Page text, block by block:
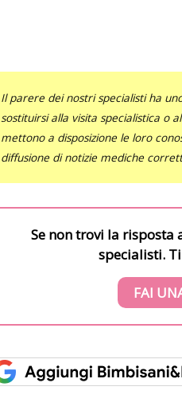
Il parere dei nostri specialisti ha
sostituirsi alla visita specialistica o
mettono a disposizione le loro
diffusione di notizie mediche
Se non trovi la
specialisti.
FAI